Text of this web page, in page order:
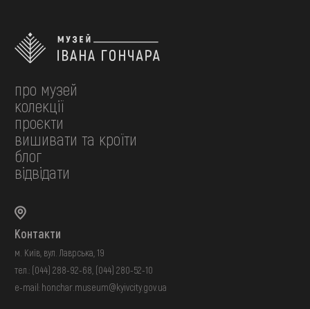
про музей
колекції
проєкти
вишивати та кроїти
блог
відвідати
Контакти
м. Київ, вул. Лаврська, 19
тел.: (044) 288-92-68 (044) 280-52-10
e-mail: honchar.museum@kyivcity.gov.ua